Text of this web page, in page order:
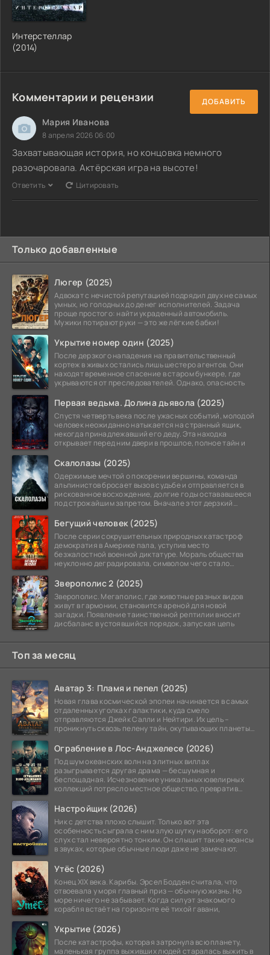
Интерстеллар
(2014)
Комментарии и рецензии ДОБАВИТЬ
Мария Иванова
8 апреля 2026 06:00
Захватывающая история, но концовка немного
разочаровала. Актёрская игра на высоте!
Ответить Цитировать
Только добавленные
Люгер (2025)
Адвокат с нечистой репутацией подрядил двух не самых
умных, но голодных до денег исполнителей. Задача
проще простого: найти украденный автомобиль.
Мужики потирают руки — это же лёгкие бабки!
Укрытие номер один (2025)
После дерзкого нападения на правительственный
кортеж в живых остались лишь шестеро агентов. Они
находят временное спасение в старом бункере, где
укрываются от преследователей. Однако, опасность
Первая ведьма. Долина дьявола (2025)
Спустя четверть века после ужасных событий, молодой
человек неожиданно натыкается на странный ящик,
некогда принадлежавший его деду. Эта находка
открывает перед ним двери в прошлое, полное тайн и
Скалолазы (2025)
Одержимые мечтой о покорении вершины, команда
альпинистов бросает вызов судьбе и отправляется в
рискованное восхождение, долгие годы остававшееся
под строжайшим запретом. Вначале этот дерзкий
Бегущий человек (2025)
После серии сокрушительных природных катастроф
демократия в Америке пала, уступив место
безжалостной военной диктатуре. Мораль общества
неуклонно деградировала, символом чего стало
Зверополис 2 (2025)
Зверополис. Мегаполис, где животные разных видов
живут в гармонии, становится ареной для новой
загадки. Появление таинственной рептилии вносит
дисбаланс в устоявшийся порядок, запуская цепь
Топ за месяц
Аватар 3: Пламя и пепел (2025)
Новая глава космической эпопеи начинается в самых
отдаленных уголках галактики, куда смело
отправляются Джейк Салли и Нейтири. Их цель –
проникнуть сквозь пелену тайн, окутывающих планеты
Ограбление в Лос-Анджелесе (2026)
Под шум океанских волн на элитных виллах
разыгрывается другая драма — бесшумная и
беспощадная. Исчезновение уникальных ювелирных
коллекций потрясло местное общество, превратив
Настройщик (2026)
Ник с детства плохо слышит. Только вот эта
особенность сыграла с ним злую шутку наоборот: его
слух стал невероятно тонким. Он слышит такие нюансы
в звуках, которые обычные люди даже не замечают.
Утёс (2026)
Конец XIX века. Карибы. Эрсел Бодден считала, что
отвоевала у моря главный приз — обычную жизнь. Но
море ничего не забывает. Когда силуэт знакомого
корабля встаёт на горизонте её тихой гавани,
Укрытие (2026)
После катастрофы, которая затронула всю планету,
маленькая группа выживших людей старалась выжить в